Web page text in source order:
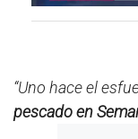
s
n
d
s
“Uno hace el
pescado en